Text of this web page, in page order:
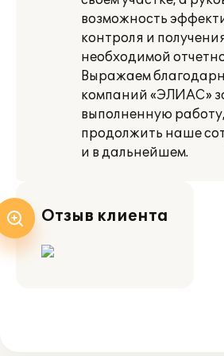
возможность
контроля и
необходимой
Выражаем
компаний «ЭЛИАС»
выполненную
продолжить наше
и в дальнейшем.
Отзыв клиента